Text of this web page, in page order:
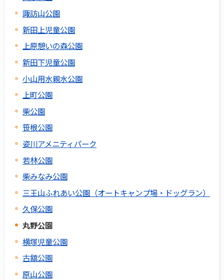
諏訪山公園
新田上児童公園
上原憩いの森公園
新田下児童公園
小山用水親水公園
上町公園
柴公園
笹根公園
姿川アメニティパーク
若林公園
柴みなみ公園
三王山ふれあい公園（オートキャンプ場・ドッグラン）
久保公園
丸野公園
横塚児童公園
古舘公園
原山公園